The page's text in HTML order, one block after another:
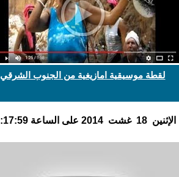
لقطة موسيقية امازيغية من الجنوب الشرقي
اﻹثنين 18 غشت 2014 على الساعة 22:17:59